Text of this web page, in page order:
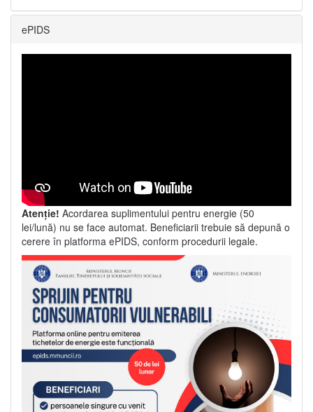
ePIDS
Atenție! Acordarea suplimentului pentru energie (50
lei/lună) nu se face automat. Beneficiarii trebuie să depună o
cerere în platforma ePIDS, conform procedurii legale.